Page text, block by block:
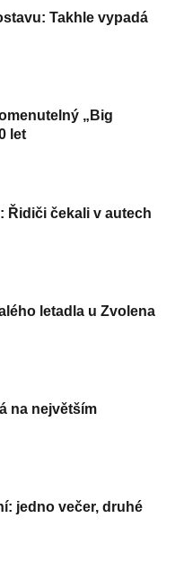
Takhle vypadá
„Big
let
Řidiči čekali v autech
letadla u Zvolena
na největším
jedno večer, druhé